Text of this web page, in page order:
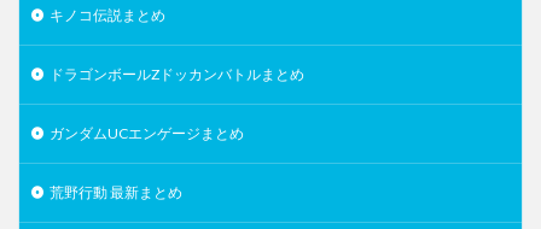
キノコ伝説まとめ
ドラゴンボールZドッカンバトルまとめ
ガンダムUCエンゲージまとめ
荒野行動 最新まとめ